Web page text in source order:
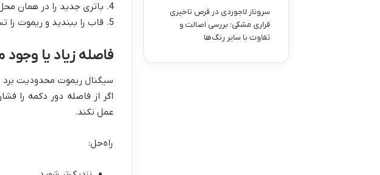
4. باتری جدید را در همان محل قرار دهید.
5. قاب را ببندید و ریموت را تست کنید.
فاصله زیاد یا وجود
سیگنال ریموت محدودیت برد دارد،
اگر از فاصله دور دکمه را
عمل نکند.
راه‌حل:
سروناز لاجوردی در قرص تاخیری
فراری مشکی؛ بررسی اصالت و
تفاوت با سایر رنگ‌ها